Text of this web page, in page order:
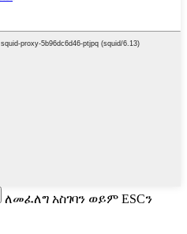
ለመፈለግ አስገባን ወይም ESCን